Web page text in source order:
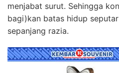
menjabat surut. Sehingga
bagi)kan batas hidup
sepanjang razia.